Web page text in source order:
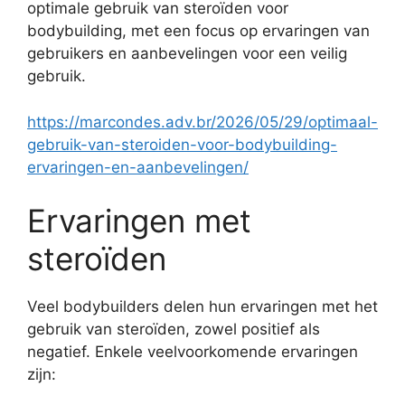
optimale gebruik van steroïden voor
bodybuilding, met een focus op ervaringen van
gebruikers en aanbevelingen voor een veilig
gebruik.
https://marcondes.adv.br/2026/05/29/optimaal-
gebruik-van-steroiden-voor-bodybuilding-
ervaringen-en-aanbevelingen/
Ervaringen met
steroïden
Veel bodybuilders delen hun ervaringen met het
gebruik van steroïden, zowel positief als
negatief. Enkele veelvoorkomende ervaringen
zijn: